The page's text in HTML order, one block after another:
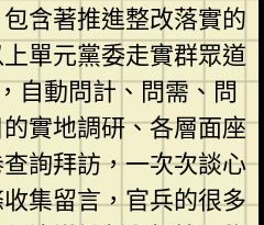
含著推進整改落實的
單元黨委走實群眾道
自動問計、問需、問
實地調研、各層面座
詢拜訪，一次次談心
集留言，官兵的很多